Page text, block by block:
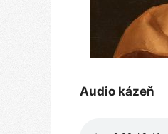
Audio kázeň